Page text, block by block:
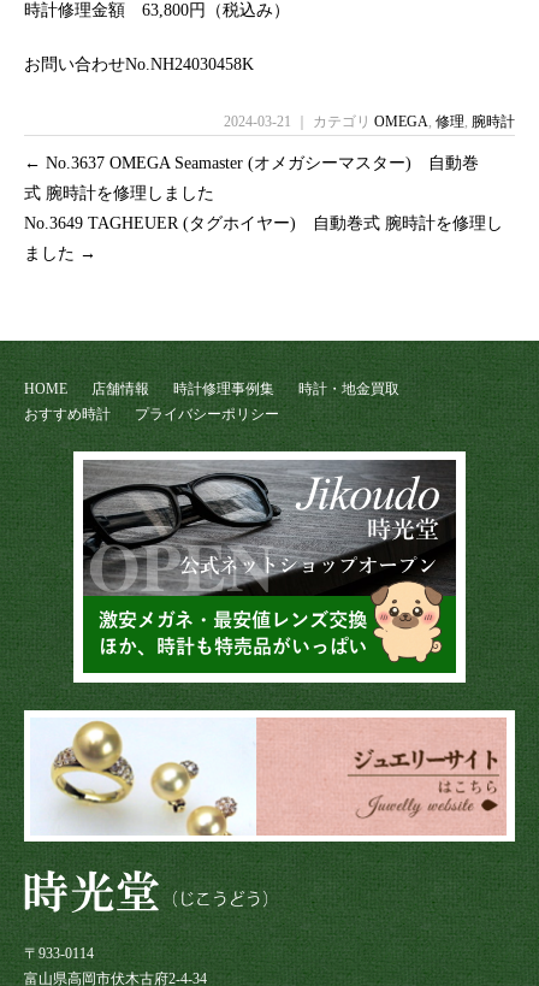
時計修理金額 63,800円（税込み）
お問い合わせNo.NH24030458K
2024-03-21 ｜ カテゴリ OMEGA, 修理, 腕時計
← No.3637 OMEGA Seamaster (オメガシーマスター) 自動巻
式 腕時計を修理しました
No.3649 TAGHEUER (タグホイヤー) 自動巻式 腕時計を修理し
ました →
HOME 店舗情報 時計修理事例集
時計・地金買取
おすすめ時計
プライバシーポリシー
〒933-0114
富山県高岡市伏木古府2-4-34